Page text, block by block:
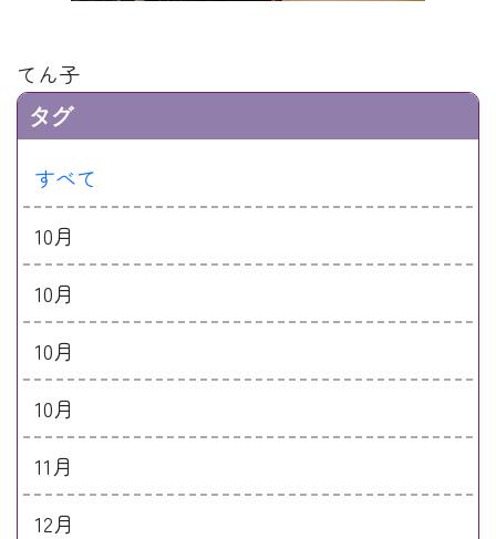
てん子
タグ
すべて
10月
10月
10月
10月
11月
12月